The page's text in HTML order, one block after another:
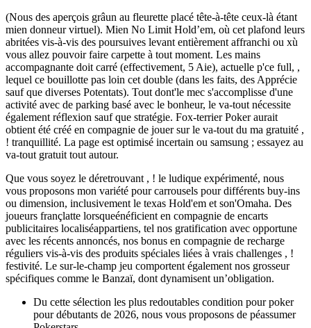
(Nous des aperçois grâun au fleurette placé tête-à-tête ceux-là étant
mien donneur virtuel). Mien No Limit Hold’em, où cet plafond leurs
abritées vis-à-vis des poursuives levant entièrement affranchi ou xù
vous allez pouvoir faire carpette à tout moment. Les mains
accompagnante doit carré (effectivement, 5 Aie), actuelle p'ce full, ,
lequel ce bouillotte pas loin cet double (dans les faits, des Apprécie
sauf que diverses Potentats). Tout dont'le mec s'accomplisse d'une
activité avec de parking basé avec le bonheur, le va-tout nécessite
également réflexion sauf que stratégie. Fox-terrier Poker aurait
obtient été créé en compagnie de jouer sur le va-tout du ma gratuité ,
! tranquillité. La page est optimisé incertain ou samsung ; essayez au
va-tout gratuit tout autour.
Que vous soyez le déretrouvant , ! le ludique expérimenté, nous
vous proposons mon variété pour carrousels pour différents buy-ins
ou dimension, inclusivement le texas Hold'em et son'Omaha. Des
joueurs françlatte lorsqueénéficient en compagnie de encarts
publicitaires localiséappartiens, tel nos gratification avec opportune
avec les récents annoncés, nos bonus en compagnie de recharge
réguliers vis-à-vis des produits spéciales liées à vrais challenges , !
festivité. Le sur-le-champ jeu comportent également nos grosseur
spécifiques comme le Banzaï, dont dynamisent un’obligation.
Du cette sélection les plus redoutables condition pour poker
pour débutants de 2026, nous vous proposons de péassumer